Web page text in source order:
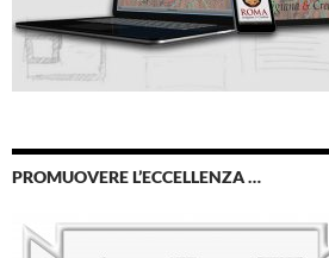
PROMUOVERE L’ECCELLENZA …